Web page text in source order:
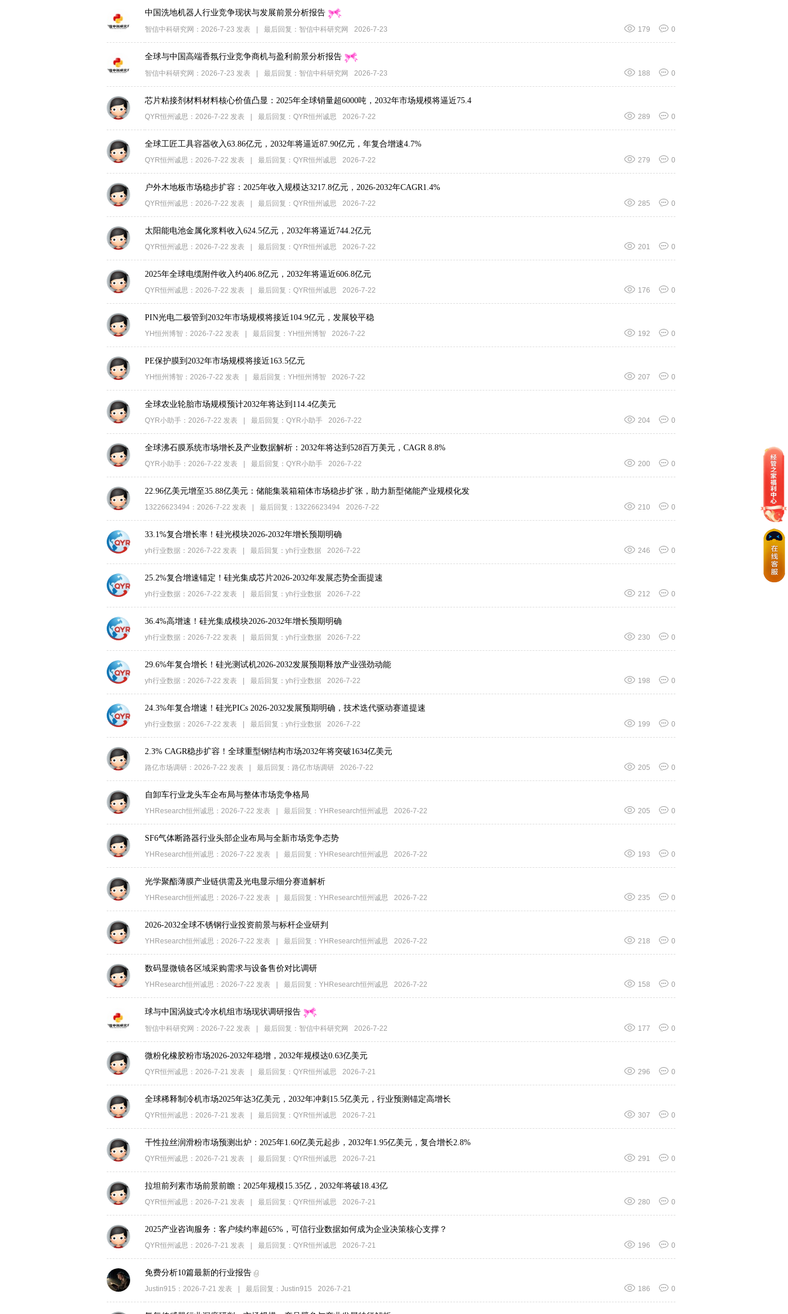
中国洗地机器人行业竞争现状与发展前景分析报告
0
179
智信中科研究网 ： 2026-7-23 发表 | 最后回复： 智信中科研究网 2026-7-23
全球与中国高端香氛行业竞争商机与盈利前景分析报告
0
188
智信中科研究网 ： 2026-7-23 发表 | 最后回复： 智信中科研究网 2026-7-23
芯片粘接剂材料材料核心价值凸显：2025年全球销量超6000吨，2032年市场规模将逼近75.4
0
289
QYR恒州诚思 ： 2026-7-22 发表 最后回复： QYR恒州诚思 2026-7-22
全球工匠工具容器收入63.86亿元，2032年将逼近87.90亿元，年复合增速4.7%
0
279
QYR恒州诚思 ： 2026-7-22 发表 最后回复： QYR恒州诚思 2026-7-22
户外木地板市场稳步扩容：2025年收入规模达3217.8亿元，2026-2032年CAGR1.4%
0
285
QYR恒州诚思 ： 2026-7-22 发表 最后回复： QYR恒州诚思 2026-7-22
太阳能电池金属化浆料收入624.5亿元，2032年将逼近744.2亿元
0
201
QYR恒州诚思 ： 2026-7-22 发表 最后回复： QYR恒州诚思 2026-7-22
2025年全球电缆附件收入约406.8亿元，2032年将逼近606.8亿元
0
176
QYR恒州诚思 ： 2026-7-22 发表 最后回复： QYR恒州诚思 2026-7-22
PIN光电二极管到2032年市场规模将接近104.9亿元，发展较平稳
0
192
YH恒州博智 ： 2026-7-22 发表 最后回复： YH恒州博智 2026-7-22
PE保护膜到2032年市场规模将接近163.5亿元
0
207
YH恒州博智 ： 2026-7-22 发表 最后回复： YH恒州博智 2026-7-22
全球农业轮胎市场规模预计2032年将达到114.4亿美元
0
204
QYR小助手 ： 2026-7-22 发表 最后回复： QYR小助手 2026-7-22
全球沸石膜系统市场增长及产业数据解析：2032年将达到528百万美元，CAGR 8.8%
0
200
QYR小助手 ： 2026-7-22 发表 最后回复： QYR小助手 2026-7-22
22.96亿美元增至35.88亿美元：储能集装箱箱体市场稳步扩张，助力新型储能产业规模化发
0
210
13226623494 ： 2026-7-22 发表 最后回复： 13226623494 2026-7-22
33.1%复合增长率！硅光模块2026-2032年增长预期明确
0
246
yh行业数据 ： 2026-7-22 发表 最后回复： yh行业数据 2026-7-22
25.2%复合增速锚定！硅光集成芯片2026-2032年发展态势全面提速
0
212
yh行业数据 ： 2026-7-22 发表 最后回复： yh行业数据 2026-7-22
36.4%高增速！硅光集成模块2026-2032年增长预期明确
0
230
yh行业数据 ： 2026-7-22 发表 最后回复： yh行业数据 2026-7-22
29.6%年复合增长！硅光测试机2026-2032发展预期释放产业强劲动能
0
198
yh行业数据 ： 2026-7-22 发表 最后回复： yh行业数据 2026-7-22
24.3%年复合增速！硅光PICs 2026-2032发展预期明确，技术迭代驱动赛道提速
0
199
yh行业数据 ： 2026-7-22 发表 最后回复： yh行业数据 2026-7-22
2.3% CAGR稳步扩容！全球重型钢结构市场2032年将突破1634亿美元
0
205
路亿市场调研 ： 2026-7-22 发表 最后回复： 路亿市场调研 2026-7-22
自卸车行业龙头车企布局与整体市场竞争格局
0
205
YHResearch恒州诚思 ： 2026-7-22 发表 最后回复： YHResearch恒州诚思 2026-7-22
SF6气体断路器行业头部企业布局与全新市场竞争态势
0
193
YHResearch恒州诚思 ： 2026-7-22 发表 最后回复： YHResearch恒州诚思 2026-7-22
光学聚酯薄膜产业链供需及光电显示细分赛道解析
0
235
YHResearch恒州诚思 ： 2026-7-22 发表 最后回复： YHResearch恒州诚思 2026-7-22
2026-2032全球不锈钢行业投资前景与标杆企业研判
0
218
YHResearch恒州诚思 ： 2026-7-22 发表 最后回复： YHResearch恒州诚思 2026-7-22
数码显微镜各区域采购需求与设备售价对比调研
0
158
YHResearch恒州诚思 ： 2026-7-22 发表 最后回复： YHResearch恒州诚思 2026-7-22
球与中国涡旋式冷水机组市场现状调研报告
0
177
智信中科研究网 ： 2026-7-22 发表 | 最后回复： 智信中科研究网 2026-7-22
微粉化橡胶粉市场2026-2032年稳增，2032年规模达0.63亿美元
0
296
QYR恒州诚思 ： 2026-7-21 发表 最后回复： QYR恒州诚思 2026-7-21
全球稀释制冷机市场2025年达3亿美元，2032年冲刺15.5亿美元，行业预测锚定高增长
0
307
QYR恒州诚思 ： 2026-7-21 发表 最后回复： QYR恒州诚思 2026-7-21
干性拉丝润滑粉市场预测出炉：2025年1.60亿美元起步，2032年1.95亿美元，复合增长2.8%
0
291
QYR恒州诚思 ： 2026-7-21 发表 最后回复： QYR恒州诚思 2026-7-21
拉坦前列素市场前景前瞻：2025年规模15.35亿，2032年将破18.43亿
0
280
QYR恒州诚思 ： 2026-7-21 发表 最后回复： QYR恒州诚思 2026-7-21
2025产业咨询服务：客户续约率超65%，可信行业数据如何成为企业决策核心支撑？
0
196
QYR恒州诚思 ： 2026-7-21 发表 最后回复： QYR恒州诚思 2026-7-21
免费分析10篇最新的行业报告
0
186
Justin915 ： 2026-7-21 发表 最后回复： Justin915 2026-7-21